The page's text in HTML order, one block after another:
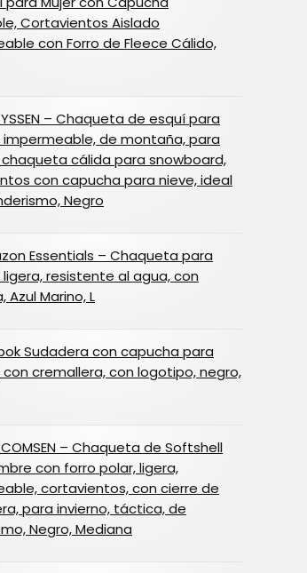
Cortavientos Aislado
con Forro de Fleece Cálido,
– Chaqueta de esquí para
impermeable, de montaña, para
chaqueta cálida para snowboard,
con capucha para nieve, ideal
Negro
Essentials – Chaqueta para
resistente al agua, con
Azul Marino, L
Sudadera con capucha para
cremallera, con logotipo, negro,
– Chaqueta de Softshell
con forro polar, ligera,
cortavientos, con cierre de
para invierno, táctica, de
Negro, Mediana